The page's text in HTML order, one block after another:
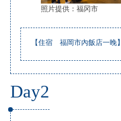
照片提供：福冈市
【住宿 福岡市內飯店一晚】
Day2